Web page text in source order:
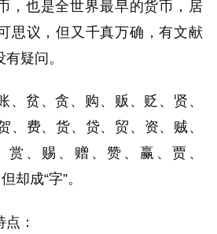
，也是全世界最早的货币，居
思议，但又千真万确，有文献
疑问。
、贫、贪、购、贩、贬、贤、
、费、货、贷、贸、资、贼、
赏、赐、赠、赞、赢、贾、
却成“字”。
：